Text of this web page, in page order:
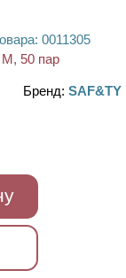
: 0011305
Бренд: SAF&TY